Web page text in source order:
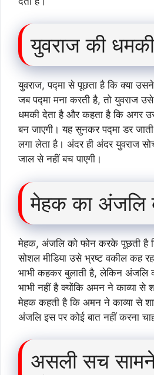
युवराज की धमकी
युवराज, पद्मा से पूछता है कि क्या
जब पद्मा मना करती है, तो युवराज
धमकी देता है और कहता है कि अगर
बन जाएगी। यह सुनकर पद्मा डर
लगा लेता है। अंदर ही अंदर युवराज
जाल से नहीं बच पाएगी।
मेहक का अंजलि
मेहक, अंजलि को फोन करके पूछती है
सोशल मीडिया उसे भ्रष्ट वकील कह
भाभी कहकर बुलाती है, लेकिन अंजलि
भाभी नहीं है क्योंकि अमन ने काव्या से
मेहक कहती है कि अमन ने काव्या से
अंजलि इस पर कोई बात नहीं करना
असली सच